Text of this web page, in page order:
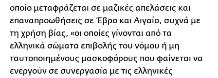
οποίο μεταφράζεται σε μαζικές απελάσεις και
επαναπροωθήσεις σε Έβρο και Αιγαίο, συχνά με
τη χρήση βίας, «οι οποίες γίνονται από τα
ελληνικά σώματα επιβολής του νόμου ή μη
ταυτοποιημένους μασκοφόρους που φαίνεται να
ενεργούν σε συνεργασία με τις ελληνικές